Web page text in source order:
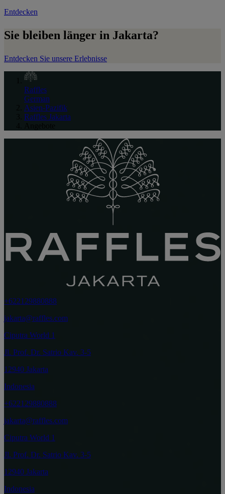
Entdecken
Sie bleiben länger in Jakarta?
Entdecken Sie unsere Erlebnisse
Raffles
German
Asien-Pazifik
Raffles Jakarta
+622129880888
jakarta@raffles.com
Ciputra World 1
Jl. Prof. Dr. Satrio Kav. 3-5
12940 Jakarta
Indonesia
+622129880888
jakarta@raffles.com
Ciputra World 1
Jl. Prof. Dr. Satrio Kav. 3-5
12940 Jakarta
Indonesia